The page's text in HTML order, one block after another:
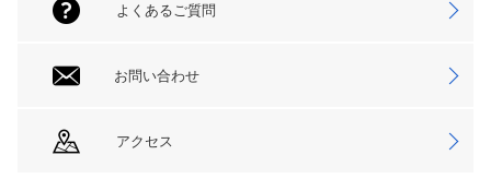
よくあるご質問
お問い合わせ
アクセス